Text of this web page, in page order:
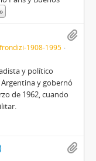
»
1908-1995
y político
y gobernó
de 1962, cuando